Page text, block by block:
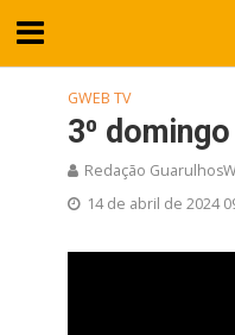
GWEB TV
3⁰
Redação
14 de abril de 2024